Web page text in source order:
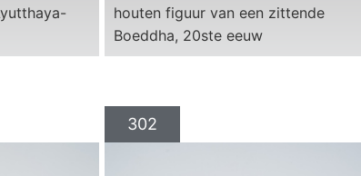
houten figuur van een zittende
Boeddha, 20ste eeuw
302